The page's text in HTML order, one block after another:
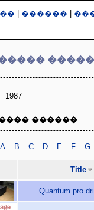
������
1987
������
A B C D E F G
Title
Quantum pro